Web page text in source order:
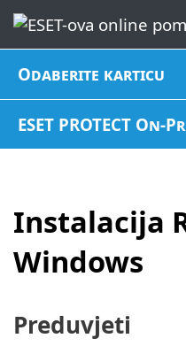
Odaberite karticu
ESET PROTECT On-
Instalacija
Windows
Preduvjeti